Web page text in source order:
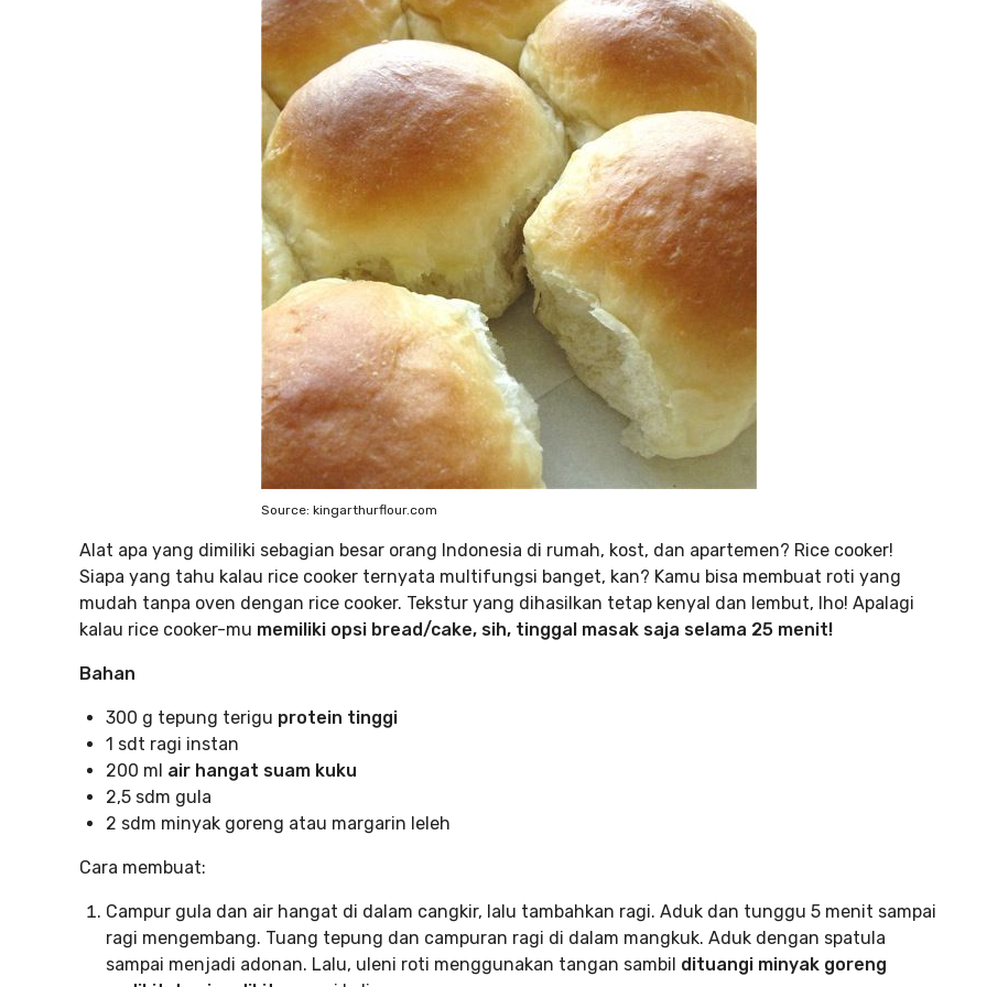
Source: kingarthurflour.com
Alat apa yang dimiliki sebagian besar orang Indonesia di rumah, kost, dan apartemen? Rice cooker!
Siapa yang tahu kalau rice cooker ternyata multifungsi banget, kan? Kamu bisa membuat roti yang
mudah tanpa oven dengan rice cooker. Tekstur yang dihasilkan tetap kenyal dan lembut, lho! Apalagi
kalau rice cooker-mu memiliki opsi bread/cake, sih, tinggal masak saja selama 25 menit!
Bahan
300 g tepung terigu protein tinggi
1 sdt ragi instan
200 ml air hangat suam kuku
2,5 sdm gula
2 sdm minyak goreng atau margarin leleh
Cara membuat:
Campur gula dan air hangat di dalam cangkir, lalu tambahkan ragi. Aduk dan tunggu 5 menit sampai
ragi mengembang. Tuang tepung dan campuran ragi di dalam mangkuk. Aduk dengan spatula
sampai menjadi adonan. Lalu, uleni roti menggunakan tangan sambil dituangi minyak goreng